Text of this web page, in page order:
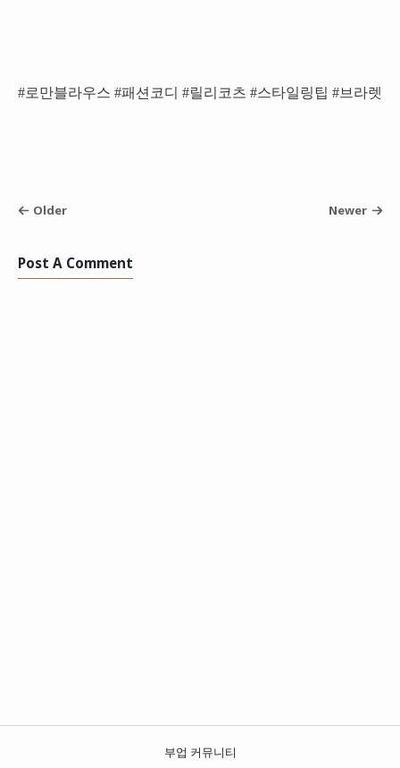
#로만블라우스 #패션코디 #릴리코츠 #스타일링팁 #브라렛
Older Newer
Post A Comment
부업 커뮤니티